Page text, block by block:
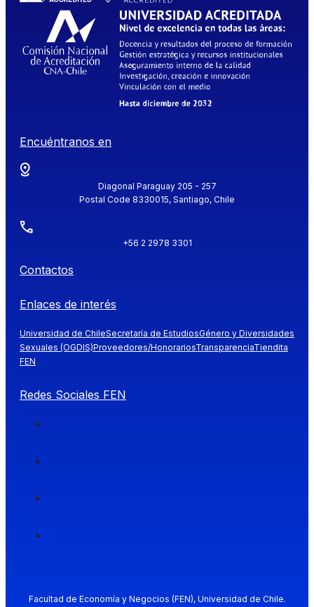
Encuéntranos en
Diagonal Paraguay 205 - 257
Postal Code 8330015, Santiago, Chile
+56 2 2978 3301
Contactos
Enlaces de interés
Universidad de ChileSecretaría de EstudiosGénero y Diversidades
Sexuales (OGDIS)Proveedores/HonorariosTransparenciaTiendita
FEN
Redes Sociales FEN
Facultad de Economía y Negocios (FEN), Universidad de Chile.